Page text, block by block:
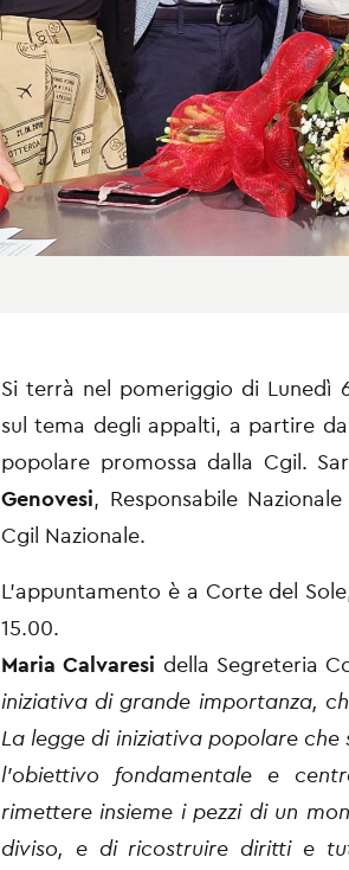
Si terrà nel pomeriggio di Lunedì
sul tema degli appalti, a partire
popolare promossa dalla Cgil.
Genovesi, Responsabile
Cgil Nazionale.
L’appuntamento è a Corte del
15.00.
Maria Calvaresi della Segreteria
iniziativa di grande importanza,
La legge di iniziativa popolare
l’obiettivo fondamentale e
rimettere insieme i pezzi di un
diviso, e di ricostruire diritti e